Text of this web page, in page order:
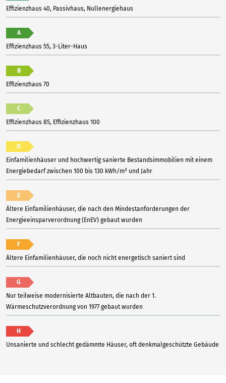
Effizienzhaus 40, Passivhaus, Nullenergiehaus
A
Effizienzhaus 55, 3-Liter-Haus
B
Effizienzhaus 70
C
Effizienzhaus 85, Effizienzhaus 100
D
Einfamilienhäuser und hochwertig sanierte Bestandsimmobilien mit einem
Energiebedarf zwischen 100 bis 130 kWh/m² und Jahr
E
Ältere Einfamilienhäuser, die nach den Mindestanforderungen der
Energieeinsparverordnung (EnEV) gebaut wurden
F
Ältere Einfamilienhäuser, die noch nicht energetisch saniert sind
G
Nur teilweise modernisierte Altbauten, die nach der 1.
Wärmeschutzverordnung von 1977 gebaut wurden
H
Unsanierte und schlecht gedämmte Häuser, oft denkmalgeschützte Gebäude